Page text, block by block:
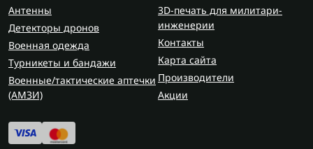
Антенны
Детекторы дронов
Военная одежда
Турникеты и бандажи
Военные/тактические аптечки
(AMЗИ)
3D-печать для милитари-
инженерии
Контакты
Карта сайта
Производители
Акции